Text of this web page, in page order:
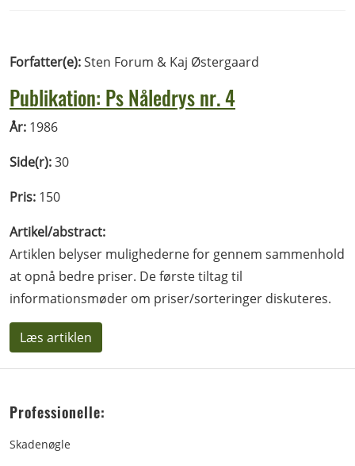
Forfatter(e):Sten Forum & Kaj Østergaard
Publikation: Ps Nåledrys nr. 4
År: 1986
Side(r):30
Pris: 150
Artikel/abstract:
Artiklen belyser mulighederne for gennem sammenhold
at opnå bedre priser. De første tiltag til
informationsmøder om priser/sorteringer diskuteres.
Læs artiklen
Professionelle:
Skadenøgle